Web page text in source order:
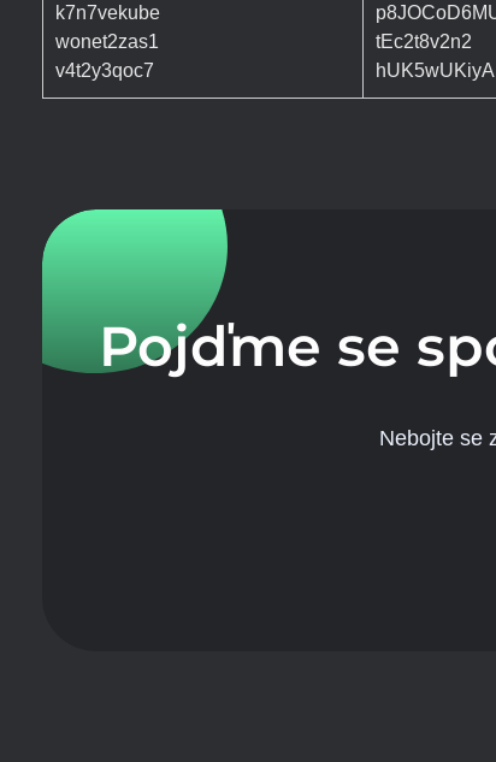
k7n7vekube
wonet2zas1
v4t2y3qoc7
tEc2t8v2n2
hUK5wUKiyA
Pojďme se
Nebojte se